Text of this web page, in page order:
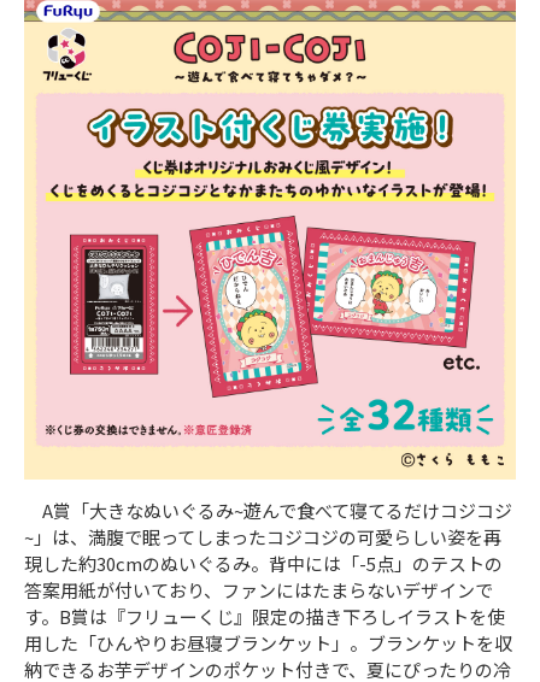
A賞「大きなぬいぐるみ~遊んで食べて寝てるだけコジコジ
~」は、満腹で眠ってしまったコジコジの可愛らしい姿を再
現した約30cmのぬいぐるみ。背中には「-5点」のテストの
答案用紙が付いており、ファンにはたまらないデザインで
す。B賞は『フリューくじ』限定の描き下ろしイラストを使
用した「ひんやりお昼寝ブランケット」。ブランケットを収
納できるお芋デザインのポケット付きで、夏にぴったりの冷